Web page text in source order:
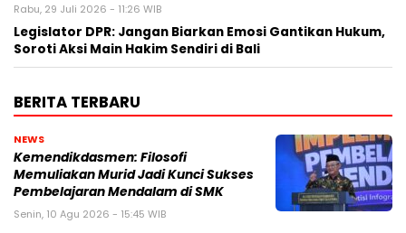
Rabu, 29 Juli 2026 - 11:26 WIB
Legislator DPR: Jangan Biarkan Emosi Gantikan Hukum,
Soroti Aksi Main Hakim Sendiri di Bali
BERITA TERBARU
NEWS
Kemendikdasmen: Filosofi
Memuliakan Murid Jadi Kunci Sukses
Pembelajaran Mendalam di SMK
Senin, 10 Agu 2026 - 15:45 WIB